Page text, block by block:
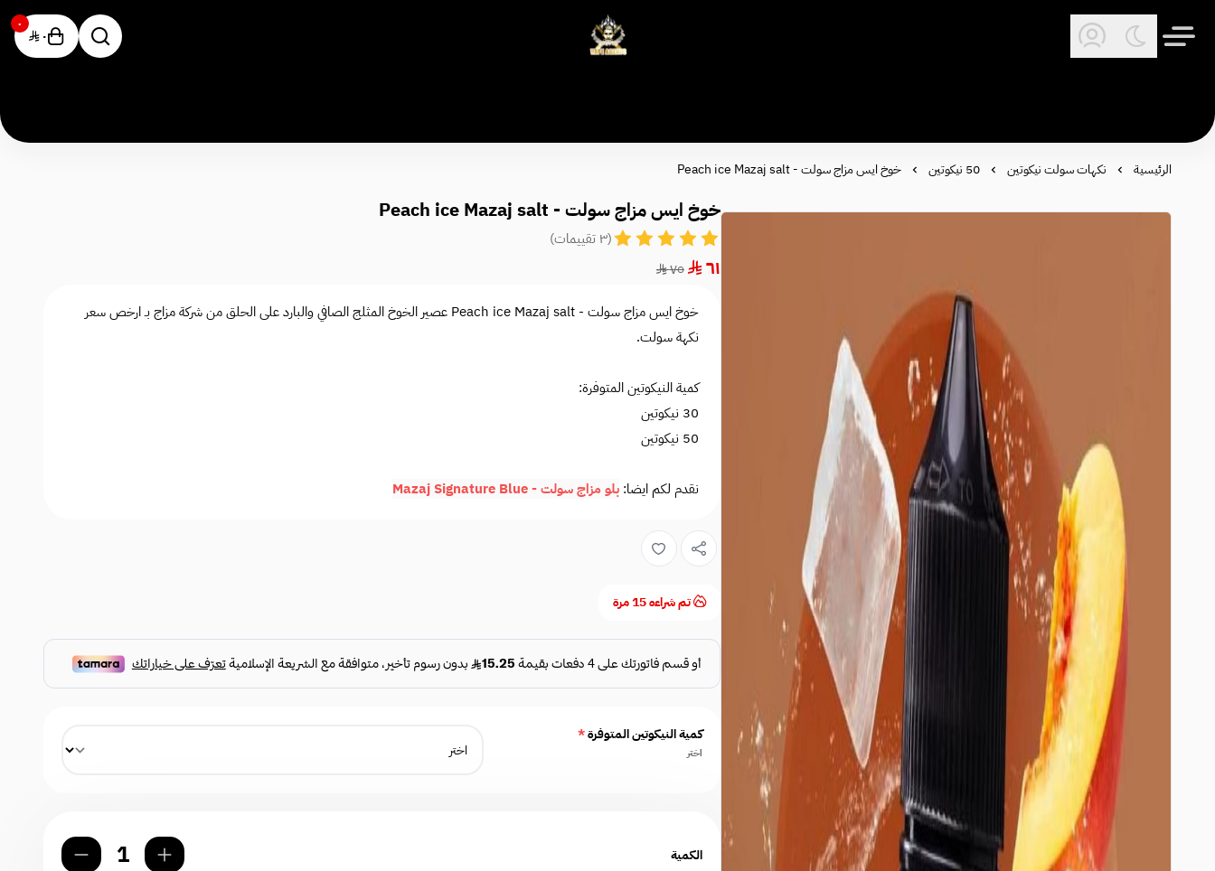
وكلاء الفيب - معتمد في السعودية
٠
٠
الرئيسية نكهات سولت نيكوتين 50 نيكوتين خوخ ايس مزاج سولت - Peach ice Mazaj salt
خوخ ايس مزاج سولت - Peach ice Mazaj salt
(٣ تقييمات)
٦١ ٧٥
خوخ ايس مزاج سولت - Peach ice Mazaj salt عصير الخوخ المثلج الصافي والبارد على الحلق من شركة مزاج بـ ارخص سعر
نكهة سولت.
كمية النيكوتين المتوفرة:
30 نيكوتين
50 نيكوتين
نقدم لكم ايضا:بلو مزاج سولت - Mazaj Signature Blue
تم شراءه15مرة
كمية النيكوتين المتوفرة*
اختر
الكمية